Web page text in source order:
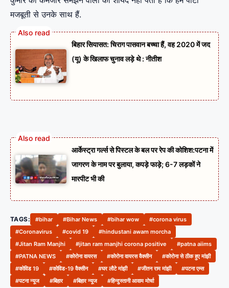
मजबूती से उनके साथ हैं.
बिहार सियासत: चिराग पासवान बच्चा हैं, वह 2020 में जद
(यू) के खिलाफ चुनाव लड़े थे : नीतीश
आर्केस्ट्रा गर्ल्स से पिस्टल के बल पर रेप की कोशिश:पटना में
जागरण के नाम पर बुलाया, कपड़े फाड़े; 6-7 लड़कों ने
मारपीट भी की
TAGS: #bihar #Bihar News #bihar wow
#corona virus
#Coronavirus
#covid 19
#hindustani awam morcha
#Jitan Ram Manjhi
#jitan ram manjhi corona positive
#patna aiims
#PATNA NEWS
#कोरोना वायरस #कोरोना वायरस वैक्सीन
#कोरोना से ठीक हुए मांझी
#कोविड 19
#कोविड-19 वैक्सीन #घर लौटे मांझी #जीतन राम मांझी
#पटना एम्स
#पटना न्यूज
#बिहार #बिहार न्यूज #हिन्दुस्तानी आवाम मोर्चा